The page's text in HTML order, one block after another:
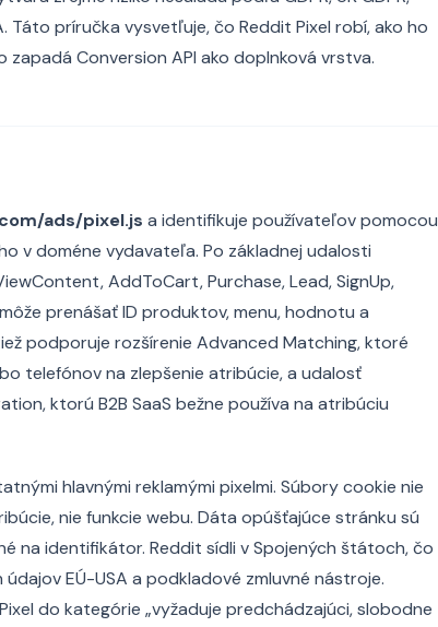
Táto príručka vysvetľuje, čo Reddit Pixel robí, ako ho
Conversion API ako doplnková vrstva.
ads/pixel.js a identifikuje používateľov pomocou
v doméne vydavateľa. Po základnej udalosti
AddToCart, Purchase, Lead, SignUp,
prenášať ID produktov, menu, hodnotu a
podporuje rozšírenie Advanced Matching, ktoré
telefónov na zlepšenie atribúcie, a udalosť
ktorú B2B SaaS bežne používa na atribúciu
hlavnými reklamými pixelmi. Súbory cookie nie
nie funkcie webu. Dáta opúšťajúce stránku sú
na identifikátor. Reddit sídli v Spojených štátoch, čo
EÚ-USA a podkladové zmluvné nástroje.
do kategórie „vyžaduje predchádzajúci, slobodne